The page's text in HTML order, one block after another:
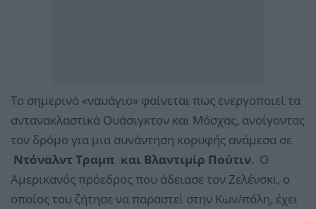
Το σημερινό «ναυάγιο» φαίνεται πως ενεργοποιεί τα
αντανακλαστικά Ουάσιγκτον και Μόσχας, ανοίγοντας
τον δρόμο για μια συνάντηση κορυφής ανάμεσα σε
Ντόναλντ Τραμπ και Βλαντιμίρ Πούτιν. Ο
Αμερικανός πρόεδρος που άδειασε τον Ζελένσκι, ο
οποίος του ζήτησε να παραστεί στην Κων/πόλη, έχει